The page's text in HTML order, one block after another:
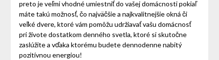
preto je veľmi vhodné umiestniť do vašej domácnosti pokiaľ
máte takú možnosť, čo najväčšie a najkvalitnejšie okná či
veľké dvere, ktoré vám pomôžu udržiavať vašu domácnosť
pri živote dostatkom denného svetla, ktoré si skutočne
zaslúžite a vďaka ktorému budete dennodenne nabitý
pozitívnou energiou!